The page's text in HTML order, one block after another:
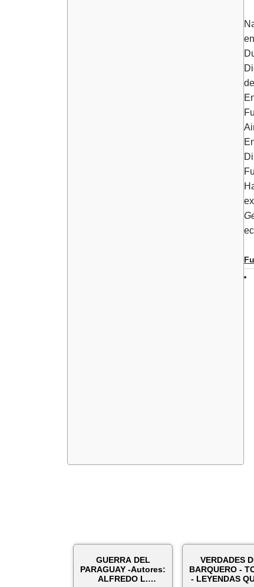
GUERRA DEL
PARAGUAY -Autores:
ALFREDO L.
VERDADES
BARQUERO -
- LEYENDAS